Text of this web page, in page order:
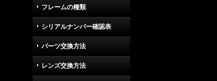
フレームの種類
シリアルナンバー確認表
パーツ交換方法
レンズ交換方法